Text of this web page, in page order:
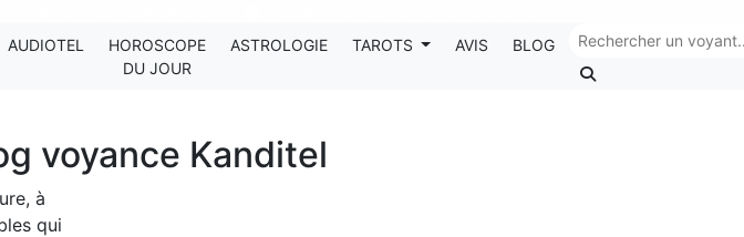
AUDIOTEL
HOROSCOPE
DU JOUR
ASTROLOGIE TAROTS AVIS BLOG
voyance Kanditel
à
qui